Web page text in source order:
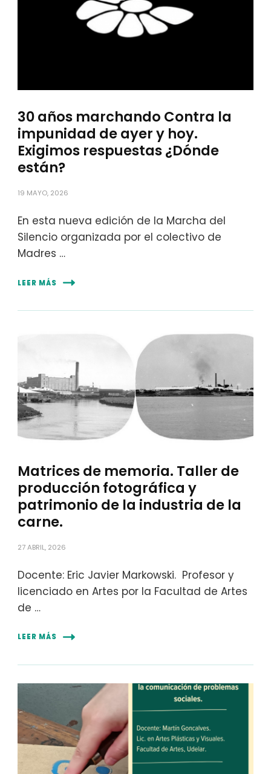
30 años marchando Contra la
impunidad de ayer y hoy.
Exigimos respuestas ¿Dónde
están?
19 MAYO, 2026
En esta nueva edición de la Marcha del
Silencio organizada por el colectivo de
Madres …
LEER MÁS
Matrices de memoria. Taller de
producción fotográfica y
patrimonio de la industria de la
carne.
27 ABRIL, 2026
Docente: Eric Javier Markowski. Profesor y
licenciado en Artes por la Facultad de Artes
de …
LEER MÁS